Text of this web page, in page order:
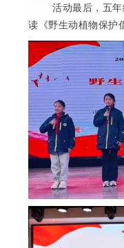
活动最后，五
读《野生动植物保护